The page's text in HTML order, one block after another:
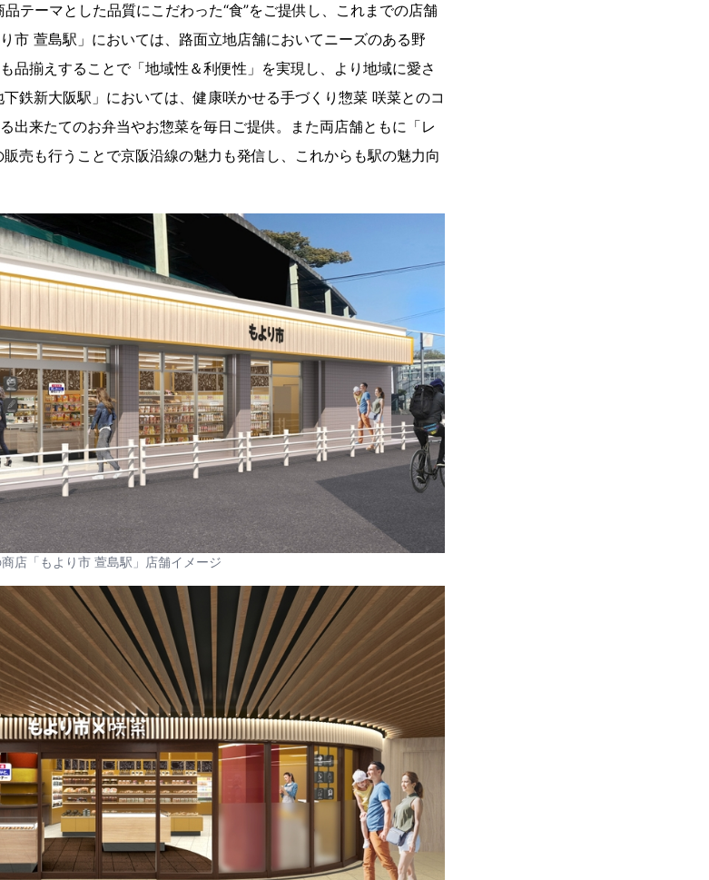
テーマとした品質にこだわった“食”をご提供し、これまでの店舗
市 萱島駅」においては、路面立地店舗においてニーズのある野
品揃えすることで「地域性＆利便性」を実現し、より地域に愛さ
鉄新大阪駅」においては、健康咲かせる手づくり惣菜 咲菜とのコ
出来たてのお弁当やお惣菜を毎日ご提供。また両店舗ともに「レ
売も行うことで京阪沿線の魅力も発信し、これからも駅の魅力向
店「もより市 萱島駅」店舗イメージ